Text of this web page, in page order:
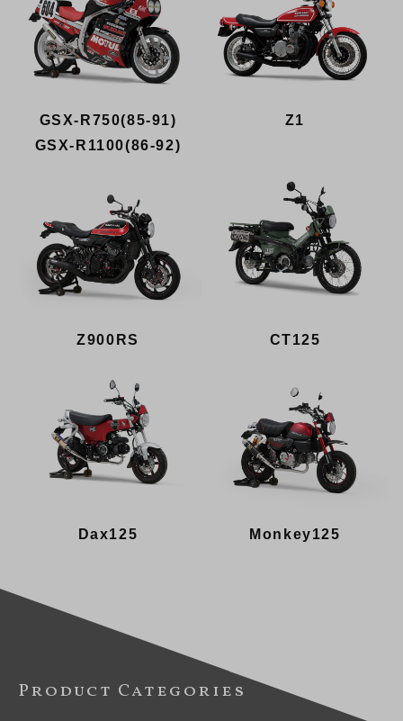
GSX-R750(85-91)
GSX-R1100(86-92)
Z1
Z900RS CT125
Dax125 Monkey125
Product Categories